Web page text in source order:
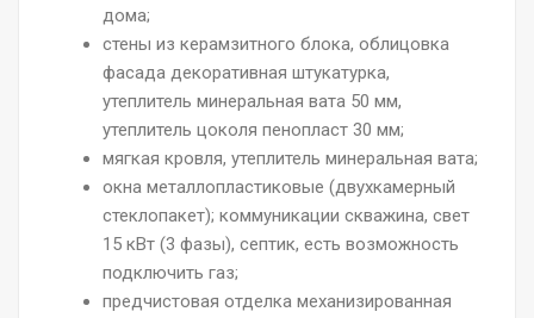
дома;
стены из керамзитного блока, облицовка
фасада декоративная штукатурка,
утеплитель минеральная вата 50 мм,
утеплитель цоколя пенопласт 30 мм;
мягкая кровля, утеплитель минеральная вата;
окна металлопластиковые (двухкамерный
стеклопакет); коммуникации скважина, свет
15 кВт (3 фазы), септик, есть возможность
подключить газ;
предчистовая отделка механизированная